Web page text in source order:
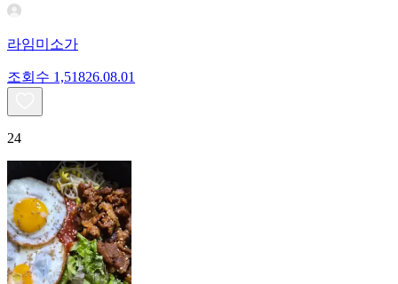
라임미소가
조회수 1,51826.08.01
24